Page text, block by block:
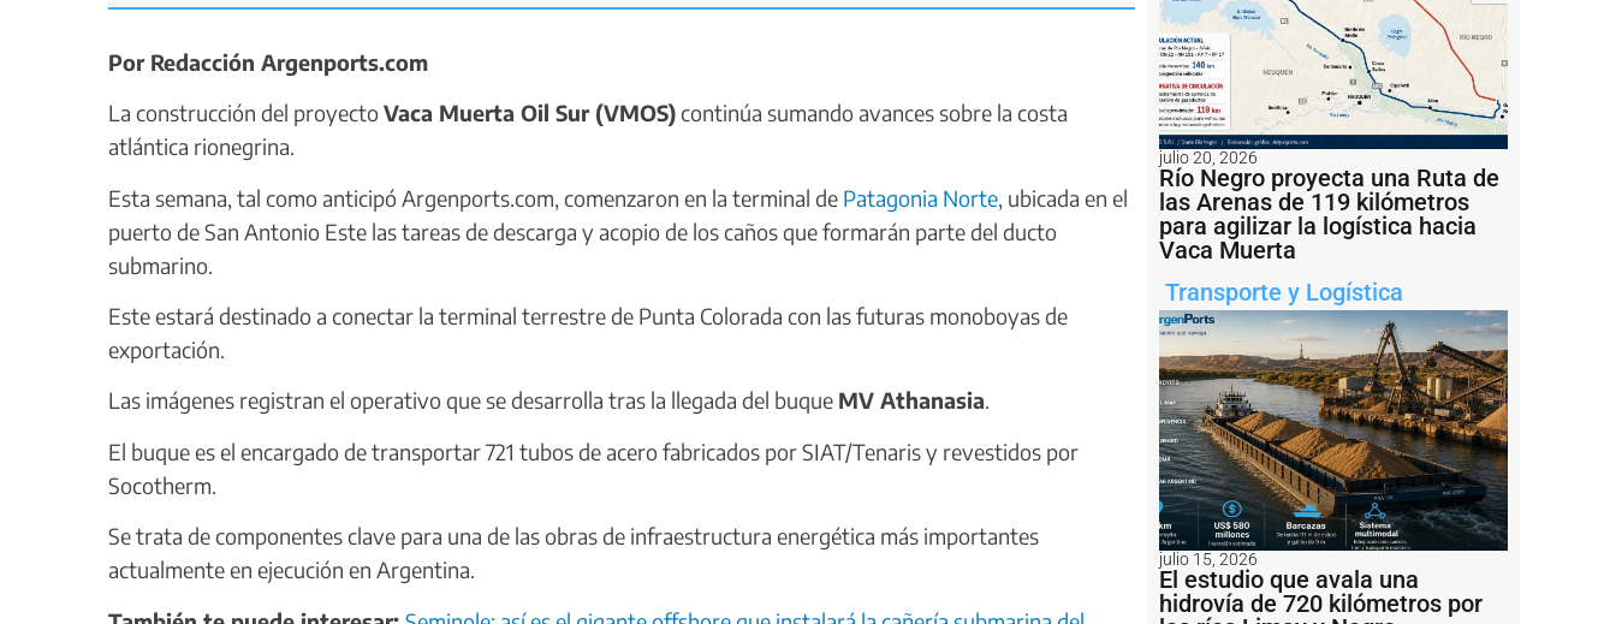
Por Redacción Argenports.com
La construcción del proyecto Vaca Muerta Oil Sur (VMOS)continúa sumando avances sobre la costa
atlántica rionegrina.
Esta semana, tal como anticipó Argenports.com, comenzaron en la terminal de Patagonia Norte, ubicada en el
puerto de San Antonio Este las tareas de descarga y acopio de los caños que formarán parte del ducto
submarino.
Este estará destinado a conectar la terminal terrestre de Punta Colorada con las futuras monoboyas de
exportación.
Las imágenes registran el operativo que se desarrolla tras la llegada del buque MV Athanasia.
El buque es el encargado de transportar 721 tubos de acero fabricados por SIAT/Tenaris y revestidos por
Socotherm.
Se trata de componentes clave para una de las obras de infraestructura energética más importantes
actualmente en ejecución en Argentina.
julio 20, 2026
Río Negro proyecta una Ruta de
las Arenas de 119 kilómetros
para agilizar la logística hacia
Vaca Muerta
Transporte y Logística
julio 15, 2026
El estudio que avala una
hidrovía de 720 kilómetros por